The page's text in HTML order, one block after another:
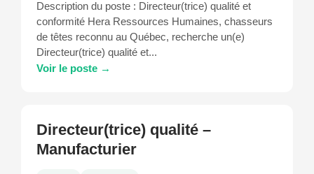
Description du poste : Directeur(trice) qualité et
conformité Hera Ressources Humaines, chasseurs
de têtes reconnu au Québec, recherche un(e)
Directeur(trice) qualité et...
Voir le poste →
Directeur(trice) qualité –
Manufacturier